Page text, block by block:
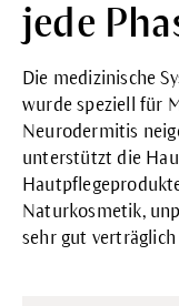
jede
Die medizinische
wurde speziell für
Neurodermitis
unterstützt die
Naturkosmetik,
sehr gut